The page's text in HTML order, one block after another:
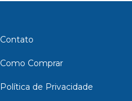
Contato
Como Comprar
Política de Privacidade